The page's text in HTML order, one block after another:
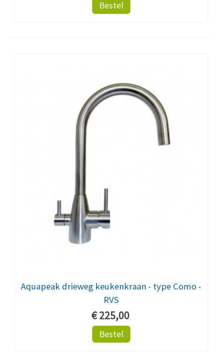
Bestel
Aquapeak drieweg keukenkraan - type Como -
RVS
€ 225,00
Bestel